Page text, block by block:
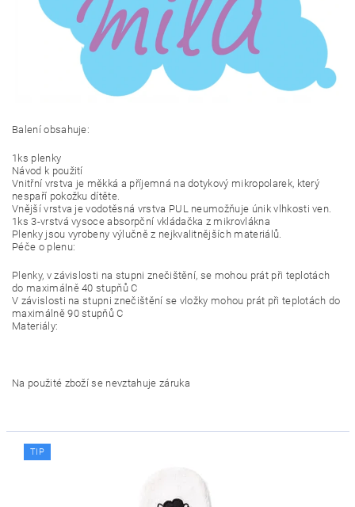
Balení obsahuje:
1ks plenky
Návod k použití
Vnitřní vrstva je měkká a příjemná na dotykový mikropolarek, který
nespaří pokožku dítěte.
Vnější vrstva je vodotěsná vrstva PUL neumožňuje únik vlhkosti ven.
1ks 3-vrstvá vysoce absorpční vkládačka z mikrovlákna
Plenky jsou vyrobeny výlučně z nejkvalitnějších materiálů.
Péče o plenu:
Plenky, v závislosti na stupni znečištění, se mohou prát při teplotách
do maximálně 40 stupňů C
V závislosti na stupni znečištění se vložky mohou prát při teplotách do
maximálně 90 stupňů C
Materiály:
Na použité zboží se nevztahuje záruka
TIP